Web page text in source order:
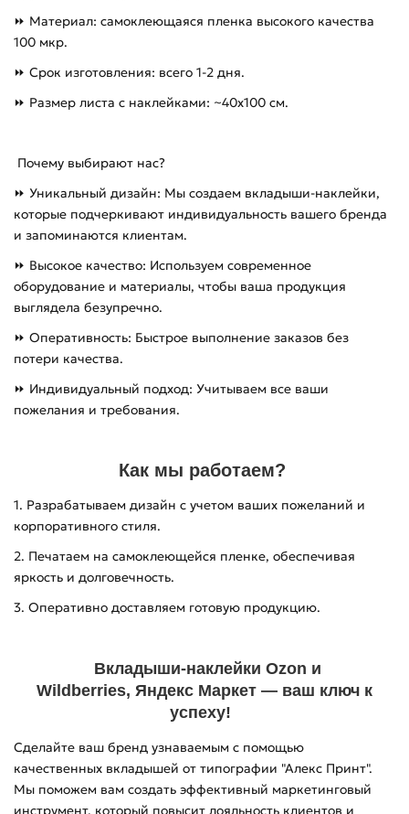
⏩ Материал: самоклеющаяся пленка высокого качества
100 мкр.
⏩ Срок изготовления: всего 1-2 дня.
⏩ Размер листа с наклейками: ~40х100 см.
Почему выбирают нас?
⏩ Уникальный дизайн: Мы создаем вкладыши-наклейки,
которые подчеркивают индивидуальность вашего бренда
и запоминаются клиентам.
⏩ Высокое качество: Используем современное
оборудование и материалы, чтобы ваша продукция
выглядела безупречно.
⏩ Оперативность: Быстрое выполнение заказов без
потери качества.
⏩ Индивидуальный подход: Учитываем все ваши
пожелания и требования.
Как мы работаем?
1. Разрабатываем дизайн с учетом ваших пожеланий и
корпоративного стиля.
2. Печатаем на самоклеющейся пленке, обеспечивая
яркость и долговечность.
3. Оперативно доставляем готовую продукцию.
Вкладыши-наклейки Ozon и
Wildberries, Яндекс Маркет — ваш ключ к
успеху!
Сделайте ваш бренд узнаваемым с помощью
качественных вкладышей от типографии "Алекс Принт".
Мы поможем вам создать эффективный маркетинговый
инструмент, который повысит лояльность клиентов и